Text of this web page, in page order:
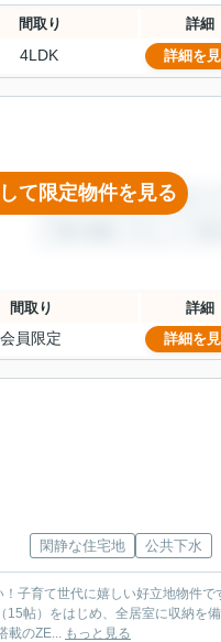
間取り 詳細
4LDK 詳細を
て限定物件を見る
間取り 詳細
会員限定 詳細を
閑静な住宅地 公共下水
帖）をはじめ、全居室に収納を
載のZE... もっと見る